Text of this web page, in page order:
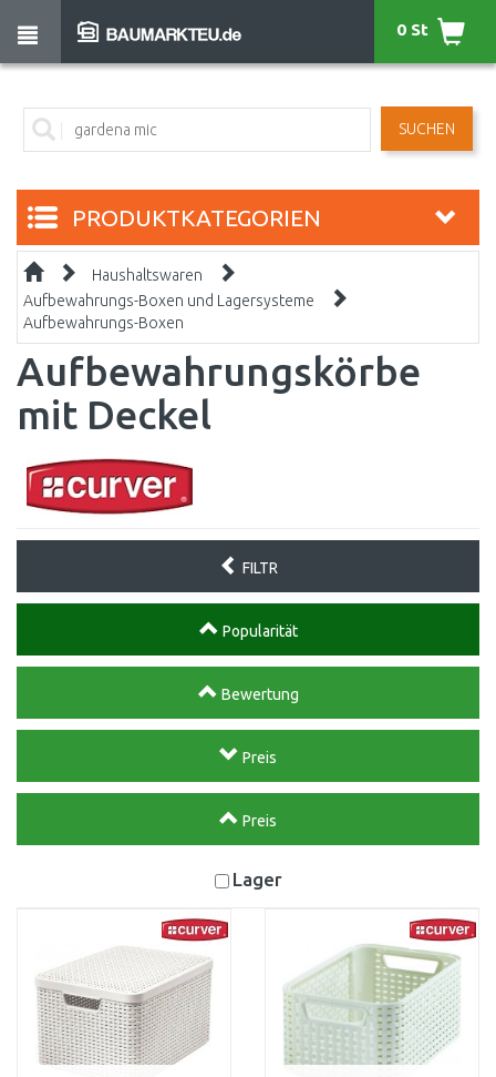
SUCHEN
0 St
PRODUKTKATEGORIEN
Haushaltswaren
Aufbewahrungs-Boxen und Lagersysteme
Aufbewahrungs-Boxen
Aufbewahrungskörbe
mit Deckel
FILTR
Popularität
Bewertung
Preis
Preis
Lager